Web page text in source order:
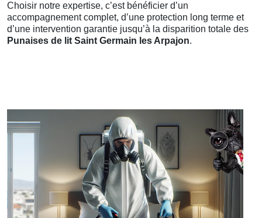
Choisir notre expertise, c’est bénéficier d’un
accompagnement complet, d’une protection long terme et
d’une intervention garantie jusqu’à la disparition totale des
Punaises de lit Saint Germain les Arpajon.